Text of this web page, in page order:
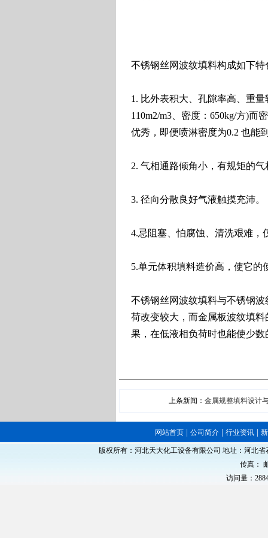
不锈钢丝网波纹填料构成如下特
1. 比外表积大、孔隙率高、重
110m2/m3、密度：650kg/方)
优秀，即便喷淋密度为0.2 也能
2. 气相通路倾角小，有规矩的
3. 径向分散良好气液触摸充沛。
4.忌阻塞、怕腐蚀、清洗艰难，
5.单元体积填料造价高，使它的
不锈钢丝网波纹填料与不锈钢
荷改变较大，而金属板波纹填
果，在低液相负荷时也能使少
上条新闻： 金属规整填料设计
网站首页 |公司简介 |行业资讯 |
版权所有：河北天大化工设备有限公司 地址：河北
传真：
访问量：